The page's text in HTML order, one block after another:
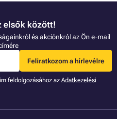
elsők között!
és akciónkról az Ön e-mail
Feliratkozom a hírlevélre
feldolgozásához az Adatkezelési